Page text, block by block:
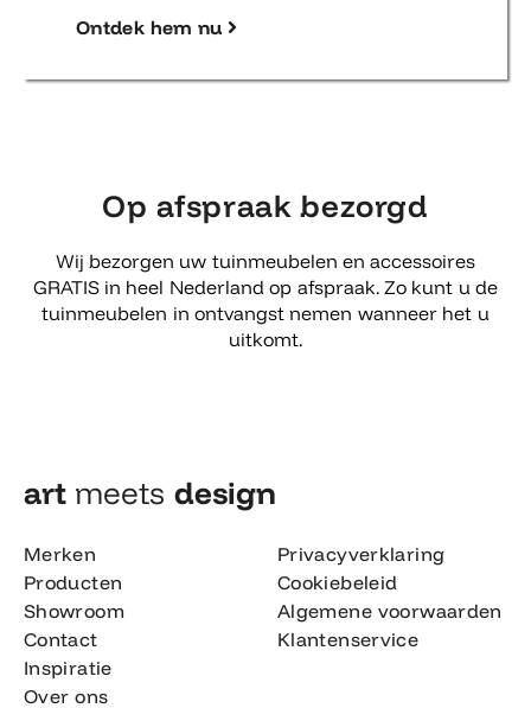
Ontdek hem nu
Op afspraak bezorgd
Wij bezorgen uw tuinmeubelen en accessoires
GRATIS in heel Nederland op afspraak. Zo kunt u de
tuinmeubelen in ontvangst nemen wanneer het u
uitkomt.
art meets design​
Merken
Producten
Showroom
Contact
Inspiratie
Over ons
Privacyverklaring
Cookiebeleid
Algemene voorwaarden
Klantenservice